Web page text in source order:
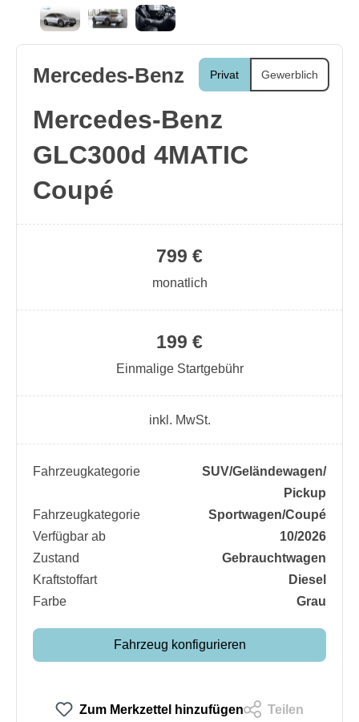
Privat Gewerblich
Mercedes-Benz
Mercedes-Benz
GLC300d 4MATIC
Coupé
199 €
Einmalige Startgebühr
799 €
monatlich
inkl. MwSt.
Fahrzeugkategorie
SUV/​Geländewagen/​
Pickup
Fahrzeugkategorie
Sportwagen/​Coupé
Verfügbar ab
10/2026
Zustand
Gebrauchtwagen
Kraftstoffart
Diesel
Farbe
Grau
Fahrzeug konfigurieren
Zum Merkzettel hinzufügen Teilen